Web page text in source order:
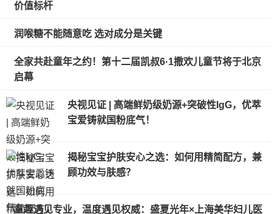
价值标杆
润喉糖不能随意吃 选对成分是关键
全家共赴童年之约！第十二届凯叔6·1撒欢儿童节将于北京
启幕
央视见证 | 高端鲜奶级奶源+突破性IgG，优萃
宝爱铸就国粉底气！
揭秘宝宝护肤安心之选：如何用精简配方，兼
顾功效与肤感？
童趣遇见专业，温度遇见权威：盛夏光年×上海美华妇儿医